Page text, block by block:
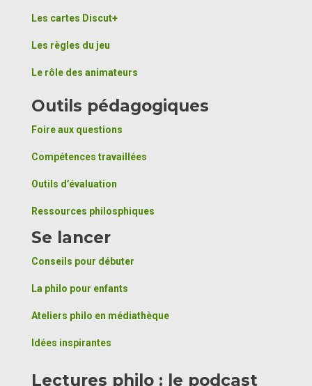
Les cartes Discut+
Les règles du jeu
Le rôle des animateurs
Outils pédagogiques
Foire aux questions
Compétences travaillées
Outils d’évaluation
Ressources philosphiques
Se lancer
Conseils pour débuter
La philo pour enfants
Ateliers philo en médiathèque
Idées inspirantes
Lectures philo : le podcast